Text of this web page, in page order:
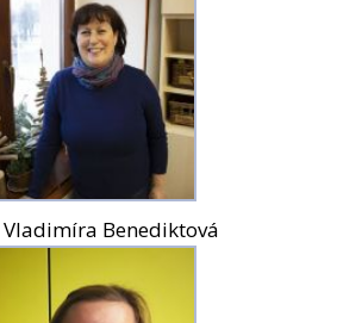
Vladimíra Benediktová